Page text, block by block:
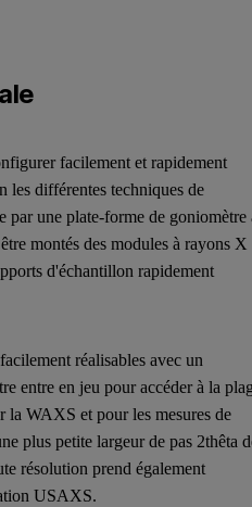
facilement et rapidement
les différentes techniques de
par une plate-forme de goniomètre
montés des modules à rayons X
d'échantillon rapidement
réalisables avec un
entre en jeu pour accéder à la
la WAXS et pour les mesures de
plus petite largeur de pas 2thêta
résolution prend également
USAXS.